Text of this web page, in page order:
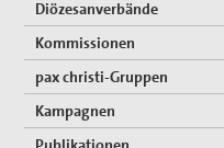
Diözesanverbände
Kommissionen
pax christi-Gruppen
Kampagnen